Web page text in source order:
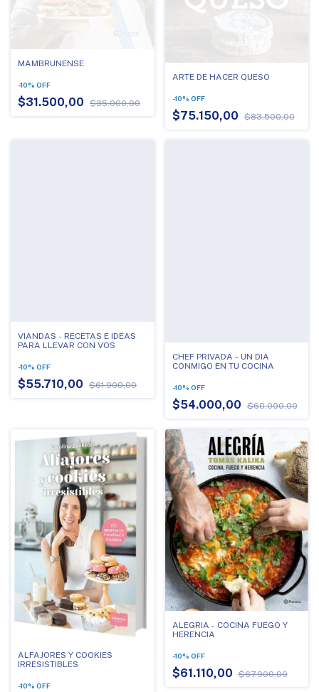
MAMBRUNENSE
-10% OFF
$31.500,00 $35.000,00
ARTE DE HACER QUESO
-10% OFF
$75.150,00 $83.500,00
VIANDAS - RECETAS E IDEAS
PARA LLEVAR CON VOS
-10% OFF
$55.710,00 $61.900,00
CHEF PRIVADA - UN DIA
CONMIGO EN TU COCINA
-10% OFF
$54.000,00 $60.000,00
ALFAJORES Y COOKIES
IRRESISTIBLES
-10% OFF
ALEGRIA - COCINA FUEGO Y
HERENCIA
-10% OFF
$61.110,00 $67.900,00